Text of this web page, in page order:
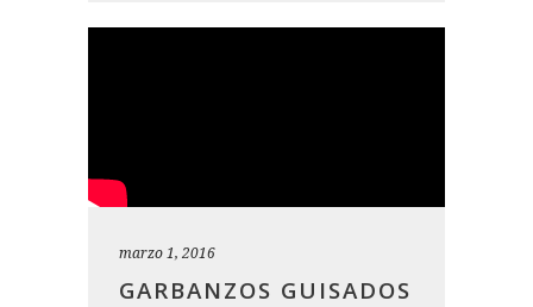
marzo 1, 2016
GARBANZOS GUISADOS